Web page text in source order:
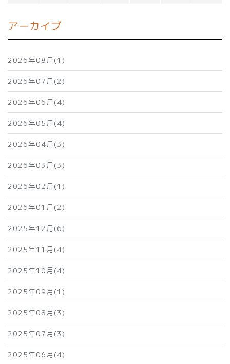
アーカイブ
2026年08月(1)
2026年07月(2)
2026年06月(4)
2026年05月(4)
2026年04月(3)
2026年03月(3)
2026年02月(1)
2026年01月(2)
2025年12月(6)
2025年11月(4)
2025年10月(4)
2025年09月(1)
2025年08月(3)
2025年07月(3)
2025年06月(4)